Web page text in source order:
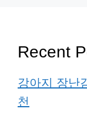
Recent
강아지 장난
천